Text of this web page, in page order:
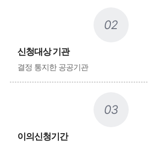
02
신청대상 기관
결정 통지한 공공기관
03
이의신청기간